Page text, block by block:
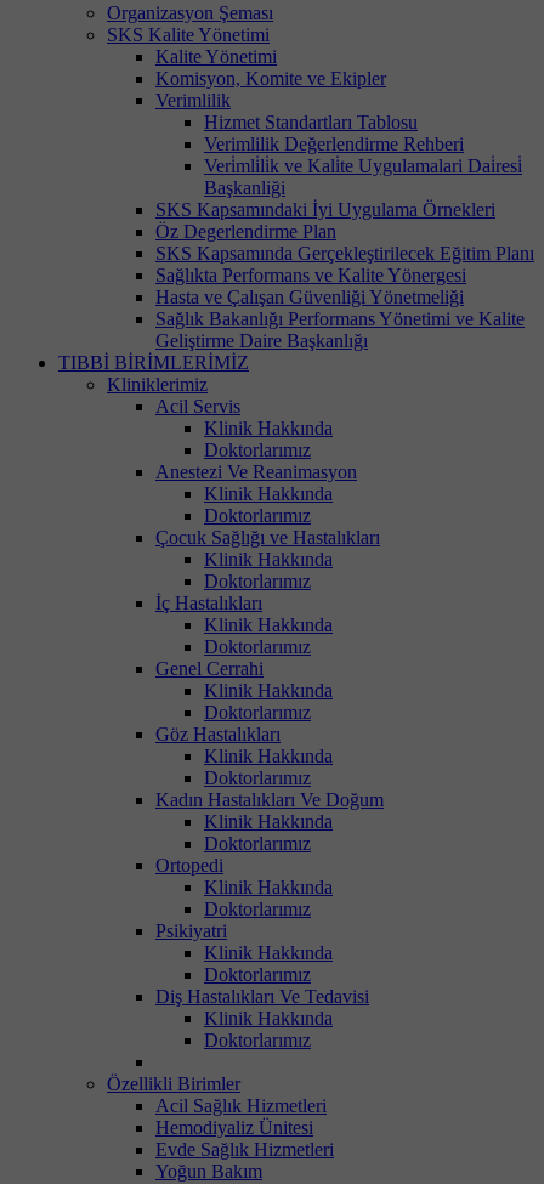
Organizasyon Şeması
SKS Kalite Yönetimi
Kalite Yönetimi
Komisyon, Komite ve Ekipler
Verimlilik
Hizmet Standartları Tablosu
Verimlilik Değerlendirme Rehberi
Veri̇mli̇li̇k ve Kali̇te Uygulamalari Dai̇resi̇
Başkanliği
SKS Kapsamındaki İyi Uygulama Örnekleri
Öz Degerlendirme Plan
SKS Kapsamında Gerçekleştirilecek Eğitim Planı
Sağlıkta Performans ve Kalite Yönergesi
Hasta ve Çalışan Güvenliği Yönetmeliği
Sağlık Bakanlığı Performans Yönetimi ve Kalite
Geliştirme Daire Başkanlığı
TIBBİ BİRİMLERİMİZ
Kliniklerimiz
Acil Servis
Klinik Hakkında
Doktorlarımız
Anestezi Ve Reanimasyon
Klinik Hakkında
Doktorlarımız
Çocuk Sağlığı ve Hastalıkları
Klinik Hakkında
Doktorlarımız
İç Hastalıkları
Klinik Hakkında
Doktorlarımız
Genel Cerrahi
Klinik Hakkında
Doktorlarımız
Göz Hastalıkları
Klinik Hakkında
Doktorlarımız
Kadın Hastalıkları Ve Doğum
Klinik Hakkında
Doktorlarımız
Ortopedi
Klinik Hakkında
Doktorlarımız
Psikiyatri
Klinik Hakkında
Doktorlarımız
Diş Hastalıkları Ve Tedavisi
Klinik Hakkında
Doktorlarımız
Özellikli Birimler
Acil Sağlık Hizmetleri
Hemodiyaliz Ünitesi
Evde Sağlık Hizmetleri
Yoğun Bakım